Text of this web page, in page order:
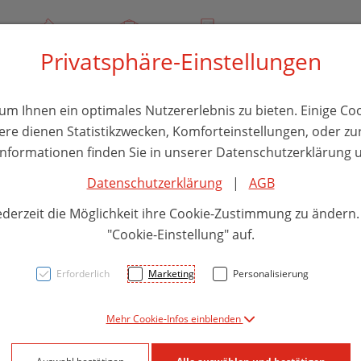
Über uns Rezept-Anfrage Service
Hunde
Privatsphäre-Einstellungen
Ihnen ein optimales Nutzererlebnis zu bieten. Einige
dienen Statistikzwecken, Komforteinstellungen, oder
finden Sie in unserer Datenschutzerklärung
Datenschutzerklärung| AGB
die Möglichkeit ihre Cookie-Zustimmung zu
"Cookie-Einstellung" auf.
Erforderlich Marketing Personalisierung
Mehr Cookie-Infos einblenden